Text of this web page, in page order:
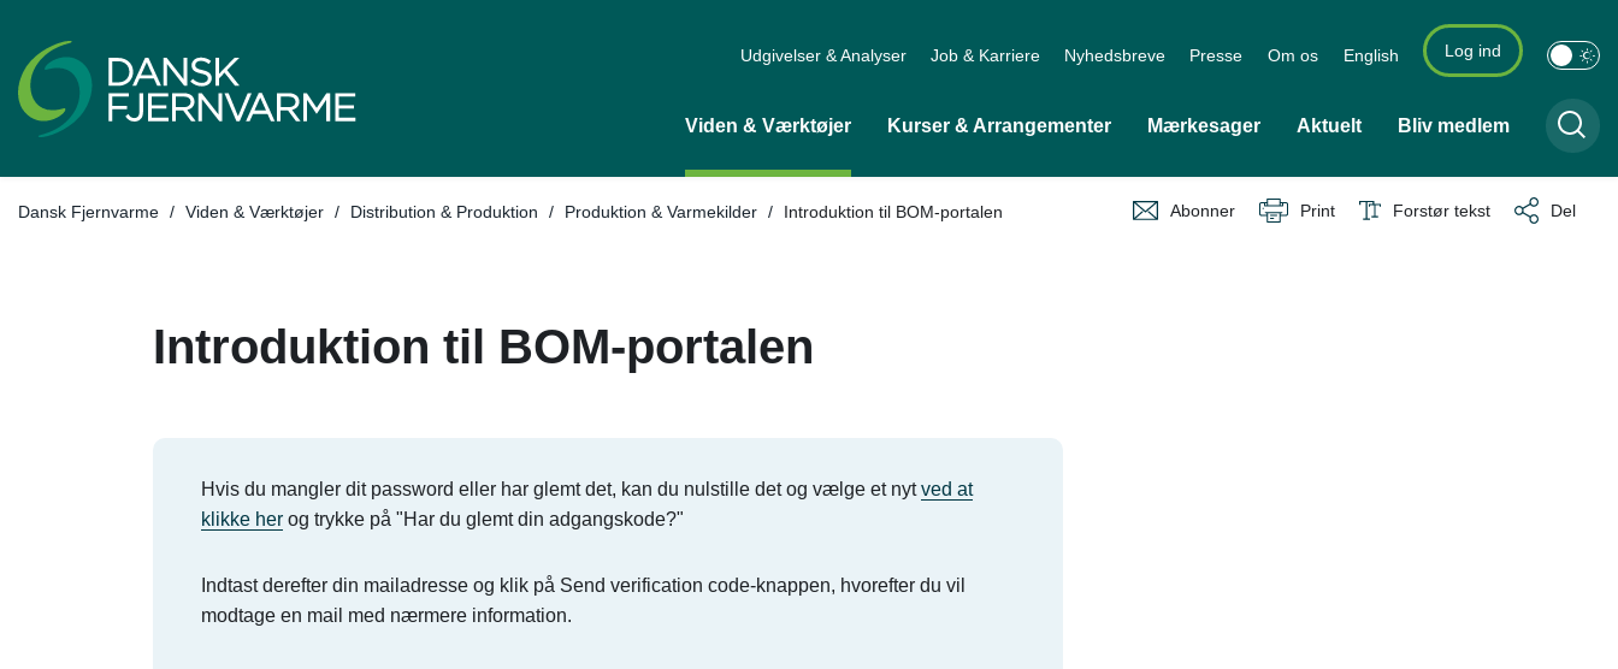
Udgivelser & Analyser Job & Karriere Nyhedsbreve Presse Om os English Log ind
Viden & Værktøjer Kurser & Arrangementer Mærkesager Aktuelt Bliv medlem
Dansk Fjernvarme / Viden & Værktøjer / Distribution & Produktion / Tilbage til
Produktion & Varmekilder / Introduktion til BOM-portalen Abonner Print Forstør tekst Del
Introduktion til BOM-portalen
Hvis du mangler dit password eller har glemt det, kan du nulstille det og vælge et nytved at
klikke herog trykke på "Har du glemt din adgangskode?"
Indtast derefter din mailadresse og klik på Send verification code-knappen, hvorefter du vil
modtage en mail med nærmere information.